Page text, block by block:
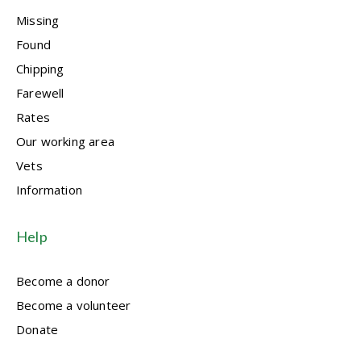
Missing
Found
Chipping
Farewell
Rates
Our working area
Vets
Information
Help
Become a donor
Become a volunteer
Donate